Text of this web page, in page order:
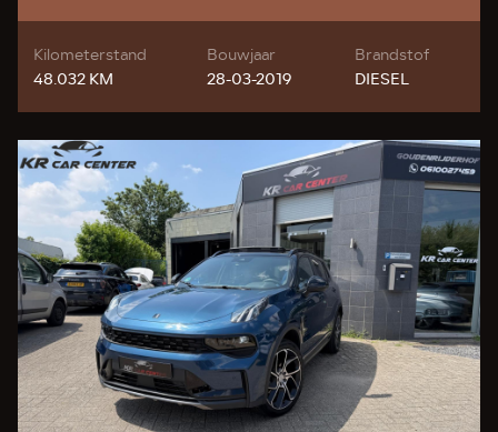
Kilometerstand
48.032 KM
Bouwjaar
28-03-2019
Brandstof
DIESEL